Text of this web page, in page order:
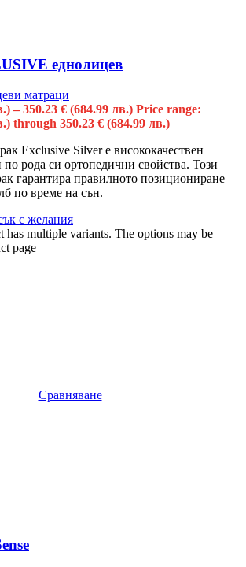
еднолицев
матраци
– 350.23 € (684.99 лв.) Price range:
through 350.23 € (684.99 лв.)
Exclusive Silver е висококачествен
рода си ортопедични свойства. Този
гарантира правилното позициониране
по време на сън.
с желания
has multiple variants. The options may be
page
Сравняване